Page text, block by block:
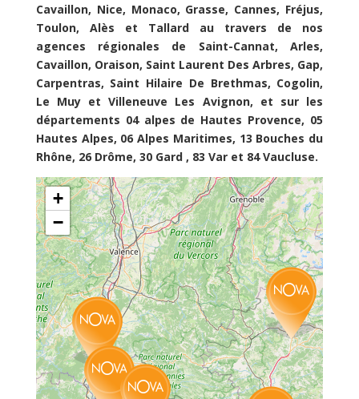
Cavaillon, Nice, Monaco, Grasse, Cannes, Fréjus,
Toulon, Alès et Tallard au travers de nos
agences régionales de Saint-Cannat, Arles,
Cavaillon, Oraison, Saint Laurent Des Arbres, Gap,
Carpentras, Saint Hilaire De Brethmas, Cogolin,
Le Muy et Villeneuve Les Avignon, et sur les
départements 04 alpes de Hautes Provence, 05
Hautes Alpes, 06 Alpes Maritimes, 13 Bouches du
Rhône, 26 Drôme, 30 Gard , 83 Var et 84 Vaucluse.
+
−